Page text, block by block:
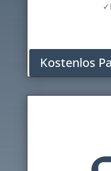
Kostenlos